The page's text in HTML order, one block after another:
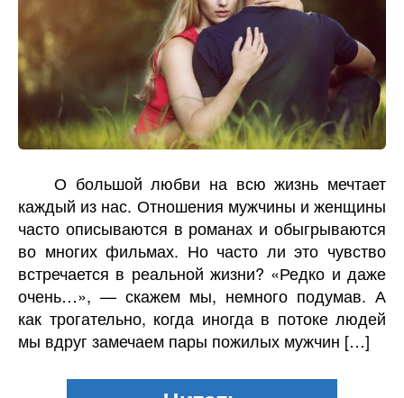
О большой любви на всю жизнь мечтает
каждый из нас. Отношения мужчины и женщины
часто описываются в романах и обыгрываются
во многих фильмах. Но часто ли это чувство
встречается в реальной жизни? «Редко и даже
очень…», — скажем мы, немного подумав. А
как трогательно, когда иногда в потоке людей
мы вдруг замечаем пары пожилых мужчин […]